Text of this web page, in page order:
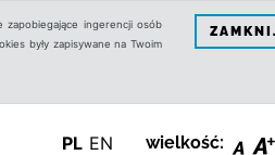
ingerencji osób
były zapisywane na Twoim
PL EN wielkość: